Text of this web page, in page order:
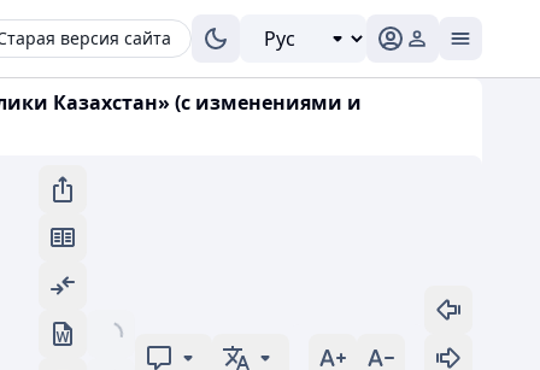
версия сайта
Казахстан» (с изменениями и